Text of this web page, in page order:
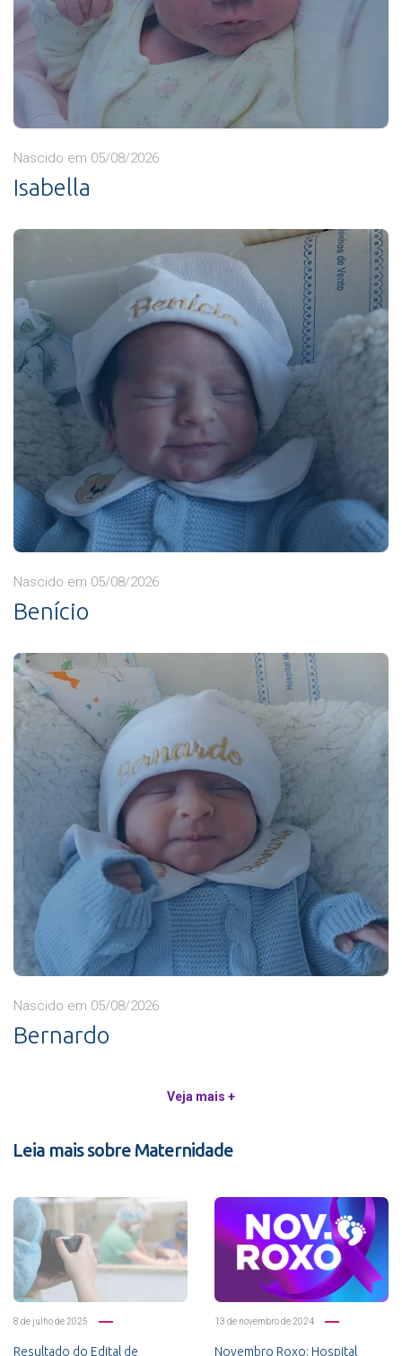
Nascido em 05/08/2026
Isabella
Nascido em 05/08/2026
Benício
Nascido em 05/08/2026
Bernardo
Veja mais +
Leia mais sobre Maternidade
8 de julho de 2025
Resultado do Edital de
13 de novembro de 2024
Novembro Roxo: Hospital